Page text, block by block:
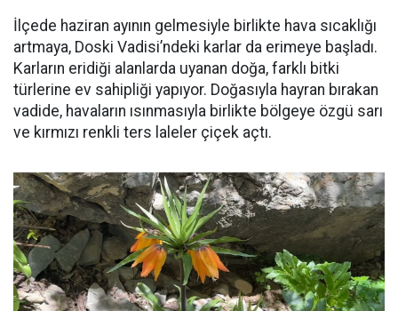
İlçede haziran ayının gelmesiyle birlikte hava sıcaklığı
artmaya, Doski Vadisi’ndeki karlar da erimeye başladı.
Karların eridiği alanlarda uyanan doğa, farklı bitki
türlerine ev sahipliği yapıyor. Doğasıyla hayran bırakan
vadide, havaların ısınmasıyla birlikte bölgeye özgü sarı
ve kırmızı renkli ters laleler çiçek açtı.